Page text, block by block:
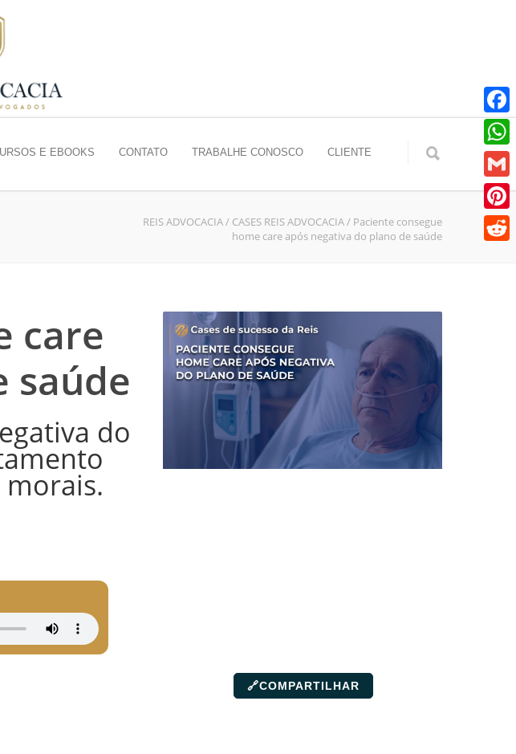
E EBOOKS CONTATO TRABALHE CONOSCO CLIENTE
REIS ADVOCACIA/ CASES REIS ADVOCACIA/ Paciente consegue
home care após negativa do plano de saúde
care
saúde
do
🔗COMPARTILHAR
Gmail